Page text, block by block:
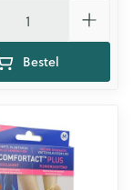
Bestel